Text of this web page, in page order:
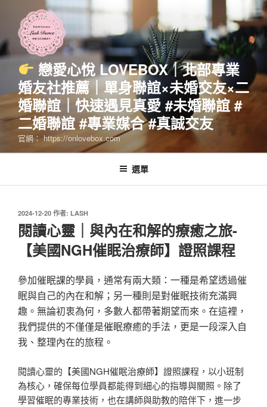
要
戀愛心悅 LOVEBOX｜北部專業
婚友社推薦｜單身聯誼×未婚交友×二
婚聯誼｜快速遇見真愛 #未婚聯誼 #
二婚聯誼 #專業媒合 #真誠交友
官網： https://onlovebox.com
選單
發
佈
於
2024-12-20 作者: LASH
閱讀心靈｜與內在和解的療癒之旅-
【美國NGH催眠治療師】證照課程
參加催眠課的學員，通常有兩大類：一種是希望透過催
眠與自己的內在和解；另一種則是對催眠技術充滿興
趣。無論初衷為何，多數人都帶著期望而來。在這裡，
我們提供的不僅僅是催眠療癒的手法，更是一段深入自
我、整理內在的旅程。
閱讀心靈的【美國NGH催眠治療師】證照課程，以小班制
為核心，確保每位學員都能得到細心的指導與關照。除了
學習催眠的專業技術，也在講師與助教的陪伴下，進一步